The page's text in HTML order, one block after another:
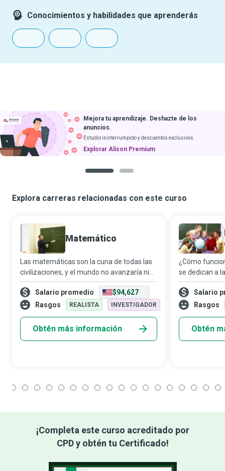
Conocimientos y habilidades que aprenderás
Mejora tu aprendizaje. Deshazte de los
anuncios.
Estudio ininterrumpido y descuentos exclusivos.
Explorar Alison Premium
Explora carreras relacionadas con este curso
Matemático
Las matemáticas son la cuna de todas las
civilizaciones, y el mundo no avanzaría ni
un paso sin ellas. Los matemáticos piensan
de forma analítica, y su razonamiento les
permite reconocer patrones, cua
Salario promedio
$94,627
Rasgos
REALISTA INVESTIGADOR
Obtén más información
¿Cómo
se dedican a
desempeñan
buscar una
que se
Salario
Rasgos
Obtén
¡Completa este curso acreditado por
CPD y obtén tu Certificado!